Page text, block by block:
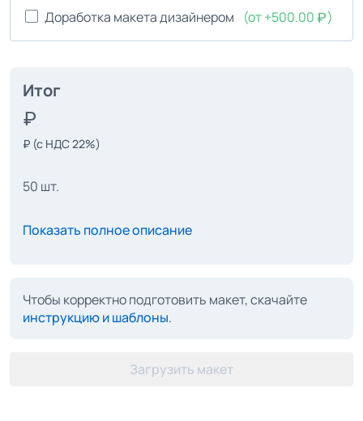
Доработка макета дизайнером (от +500.00 )
Итог
₽ (с НДС 22%)
50 шт.
Показать полное описание
Чтобы корректно подготовить макет, скачайте
инструкцию и шаблоны.
Загрузить макет